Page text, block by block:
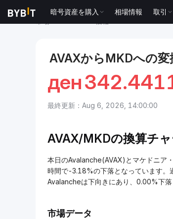
暗号資産を購入 相場情報 取引
AVAXからMKDへの変
ден
最終更新：Aug 6, 2026, 14:00:00
AVAX/MKDの換算チャ
本日のAvalanche(AVAX)とマケドニ
時間で-3.18%の下落となっています
Avalancheは下向きにあり、0.00%下落
市場データ